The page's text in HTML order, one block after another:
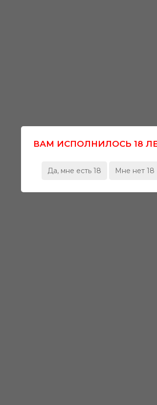
ВАМ ИСПОЛНИЛОСЬ 18
Да, мне есть 18 Мне нет 18